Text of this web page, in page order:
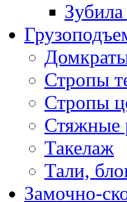
Стропы
Стропы
Стяжные
Такелаж
Тали,
Замочно-